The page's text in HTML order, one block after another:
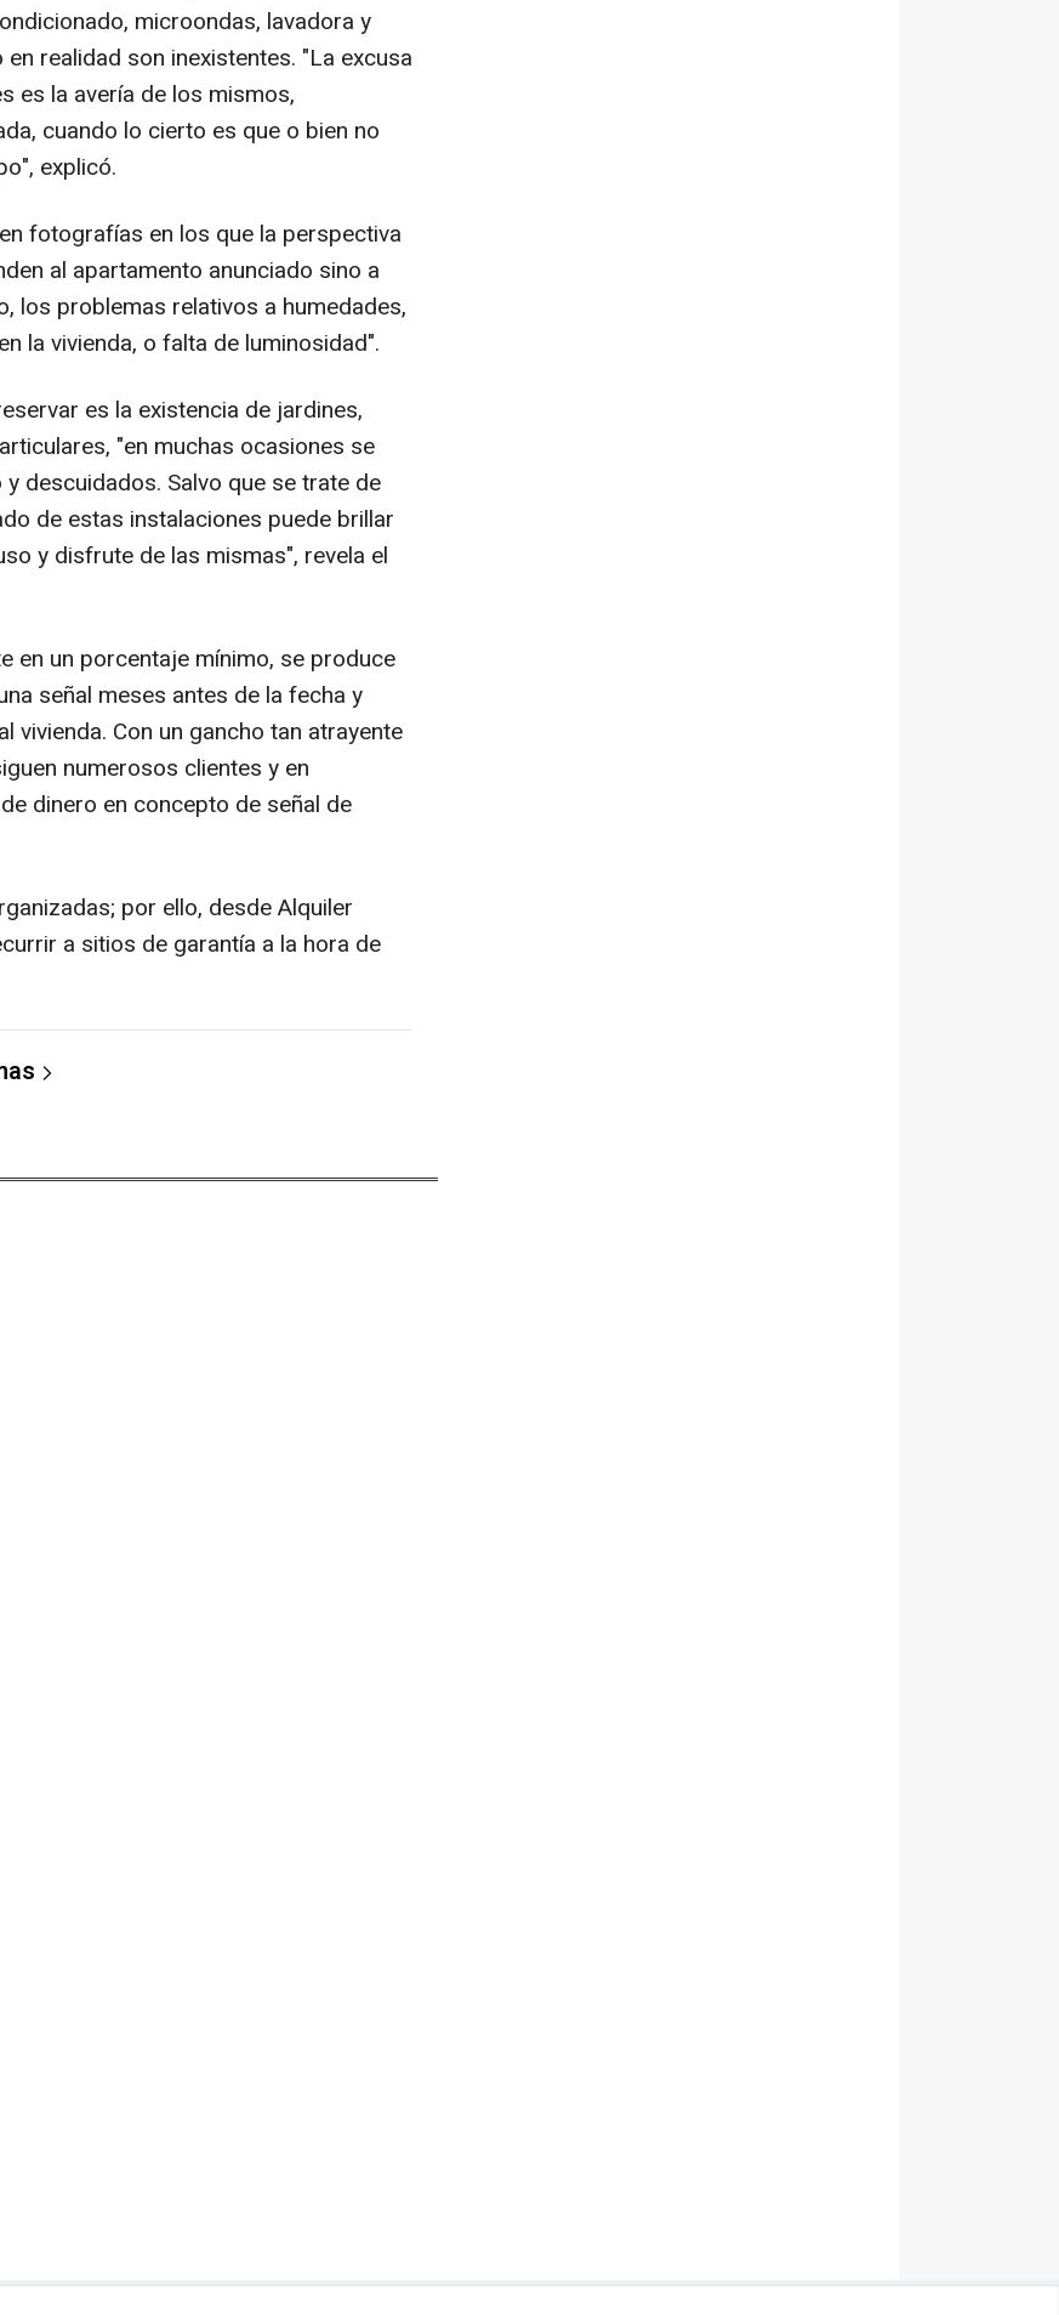
microondas, lavadora y
realidad son inexistentes. "La excusa
es la avería de los mismos,
cuando lo cierto es que o bien no
explicó.
fotografías en los que la perspectiva
al apartamento anunciado sino a
los problemas relativos a humedades,
la vivienda, o falta de luminosidad".
es la existencia de jardines,
"en muchas ocasiones se
descuidados. Salvo que se trate de
de estas instalaciones puede brillar
y disfrute de las mismas", revela el
en un porcentaje mínimo, se produce
señal meses antes de la fecha y
vivienda. Con un gancho tan atrayente
numerosos clientes y en
dinero en concepto de señal de
por ello, desde Alquiler
a sitios de garantía a la hora de